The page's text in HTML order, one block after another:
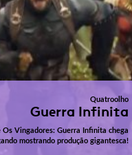
Quatroolho
Guerra Infinita
Os Vingadores: Guerra Infinita chega
mostrando produção gigantesca!